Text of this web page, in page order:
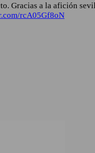
Gracias a la afición
rcA05Gf8oN